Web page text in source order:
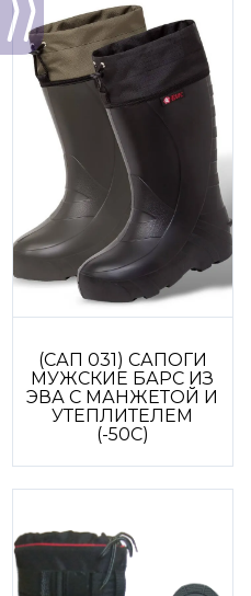
(САП 031) САПОГИ
МУЖСКИЕ БАРС ИЗ
ЭВА С МАНЖЕТОЙ И
УТЕПЛИТЕЛЕМ
(-50С)